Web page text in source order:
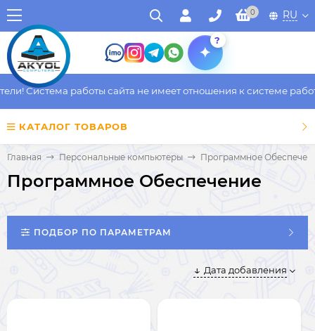
0 RU
?
Система работы сайта не имеет отношения к системе
КАТАЛОГ ТОВАРОВ
Главная Персональные компьютеры Программное
Программное Обеспечение
ПОДБОР ПО ПАРАМЕТРАМ
Дата добавления